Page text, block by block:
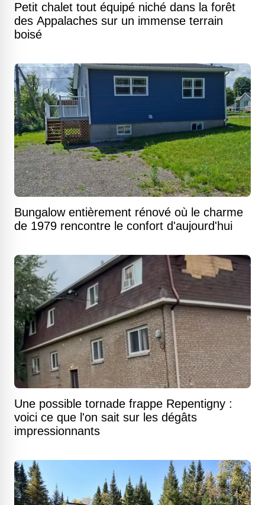
Petit chalet tout équipé niché dans la forêt
des Appalaches sur un immense terrain
boisé
Bungalow entièrement rénové où le charme
de 1979 rencontre le confort d'aujourd'hui
Une possible tornade frappe Repentigny :
voici ce que l'on sait sur les dégâts
impressionnants